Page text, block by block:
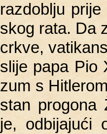
raz­dob­lju
skog rata. Da
crkve,
sli­je papa Pio
zum s
stan pro­go­na
je, od­bi­ja­ju­ći